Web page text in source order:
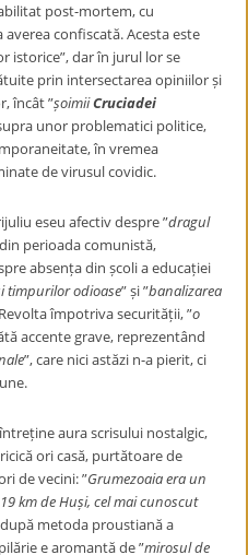
post-mortem, cu
confiscată. Acesta este
istorice”, dar în jurul lor se
prin intersectarea opiniilor și
încât ”șoimiiCruciadei
unor problematici politice,
în vremea
de virusul covidic.
eseu afectiv despre ”dragul
perioada comunistă,
absența din școli a educației
timpurilor odioase” și ”banalizarea
împotriva securității, ”o
accente grave, reprezentând
”, care nici astăzi n-a pierit, ci
aura scrisului nostalgic,
ori casă, purtătoare de
de vecini: ”Grumezoaia era un
km de Huși, cel mai cunoscut
după metoda proustiană a
e aromantă de ”mirosul de